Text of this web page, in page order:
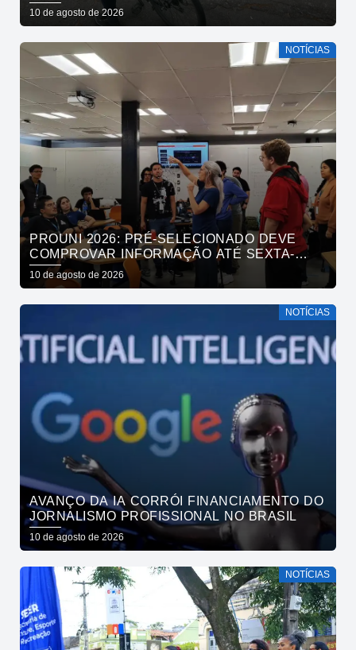
10 de agosto de 2026
NOTÍCIAS
PROUNI 2026: PRÉ-SELECIONADO DEVE
COMPROVAR INFORMAÇÃO ATÉ SEXTA-
FEIRA
10 de agosto de 2026
NOTÍCIAS
AVANÇO DA IA CORRÓI FINANCIAMENTO DO
JORNALISMO PROFISSIONAL NO BRASIL
10 de agosto de 2026
NOTÍCIAS